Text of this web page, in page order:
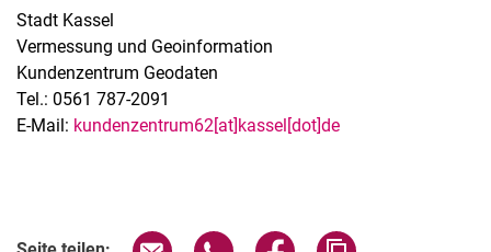
Stadt Kassel
Vermessung und Geoinformation
Kundenzentrum Geodaten
Tel.: 0561 787-2091
E-Mail: kundenzentrum62[at]kassel[dot]de
Seite über E-Mail teilen
Seite über WhatsApp teilen
Seite über Facebook